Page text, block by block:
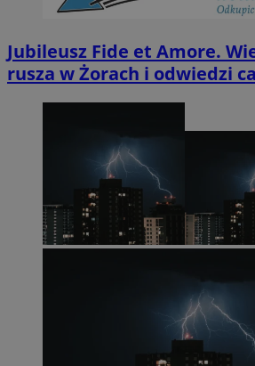
Jubileusz Fide et Amore.
rusza w Żorach i odwiedzi